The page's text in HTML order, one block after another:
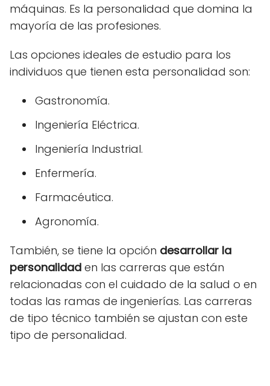
máquinas. Es la personalidad que domina la
mayoría de las profesiones.
Las opciones ideales de estudio para los
individuos que tienen esta personalidad son:
Gastronomía.
Ingeniería Eléctrica.
Ingeniería Industrial.
Enfermería.
Farmacéutica.
Agronomía.
También, se tiene la opción desarrollar la
personalidad en las carreras que están
relacionadas con el cuidado de la salud o en
todas las ramas de ingenierías. Las carreras
de tipo técnico también se ajustan con este
tipo de personalidad.